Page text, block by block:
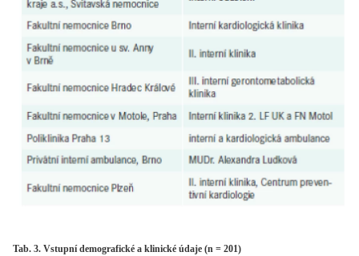
Tab. 3. Vstupní demografické a klinické údaje (n = 201)